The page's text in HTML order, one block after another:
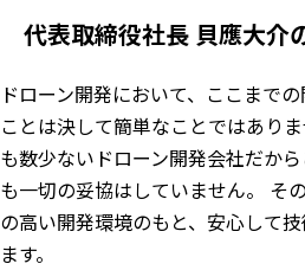
代表取締役社長 貝應大介
ドローン開発において、ここまで
ことは決して簡単なことではあり
も数少ないドローン開発会社だか
も一切の妥協はしていません。 そ
の高い開発環境のもと、安心して
ます。